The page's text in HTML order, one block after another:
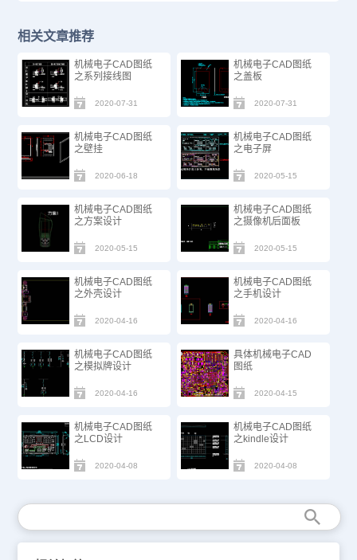
相关文章推荐
机械电子CAD图纸
之系列接线图
2020-07-31
机械电子CAD图纸
之盖板
2020-07-31
机械电子CAD图纸
之壁挂
2020-06-18
机械电子CAD图纸
之电子屏
2020-05-15
机械电子CAD图纸
之方案设计
2020-05-15
机械电子CAD图纸
之摄像机后面板
2020-05-15
机械电子CAD图纸
之外壳设计
2020-04-16
机械电子CAD图纸
之手机设计
2020-04-16
机械电子CAD图纸
之模拟牌设计
2020-04-16
具体机械电子CAD
图纸
2020-04-15
机械电子CAD图纸
之LCD设计
2020-04-08
机械电子CAD图纸
之kindle设计
2020-04-08